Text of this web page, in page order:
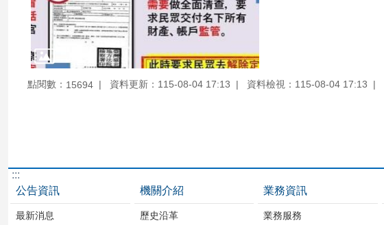
點閱數： 15694 資料更新：115-08-04 17:13 資料檢視：115-08-04 17:13
:::
公告資訊
最新消息
機關介紹
歷史沿革
業務資訊
業務服務